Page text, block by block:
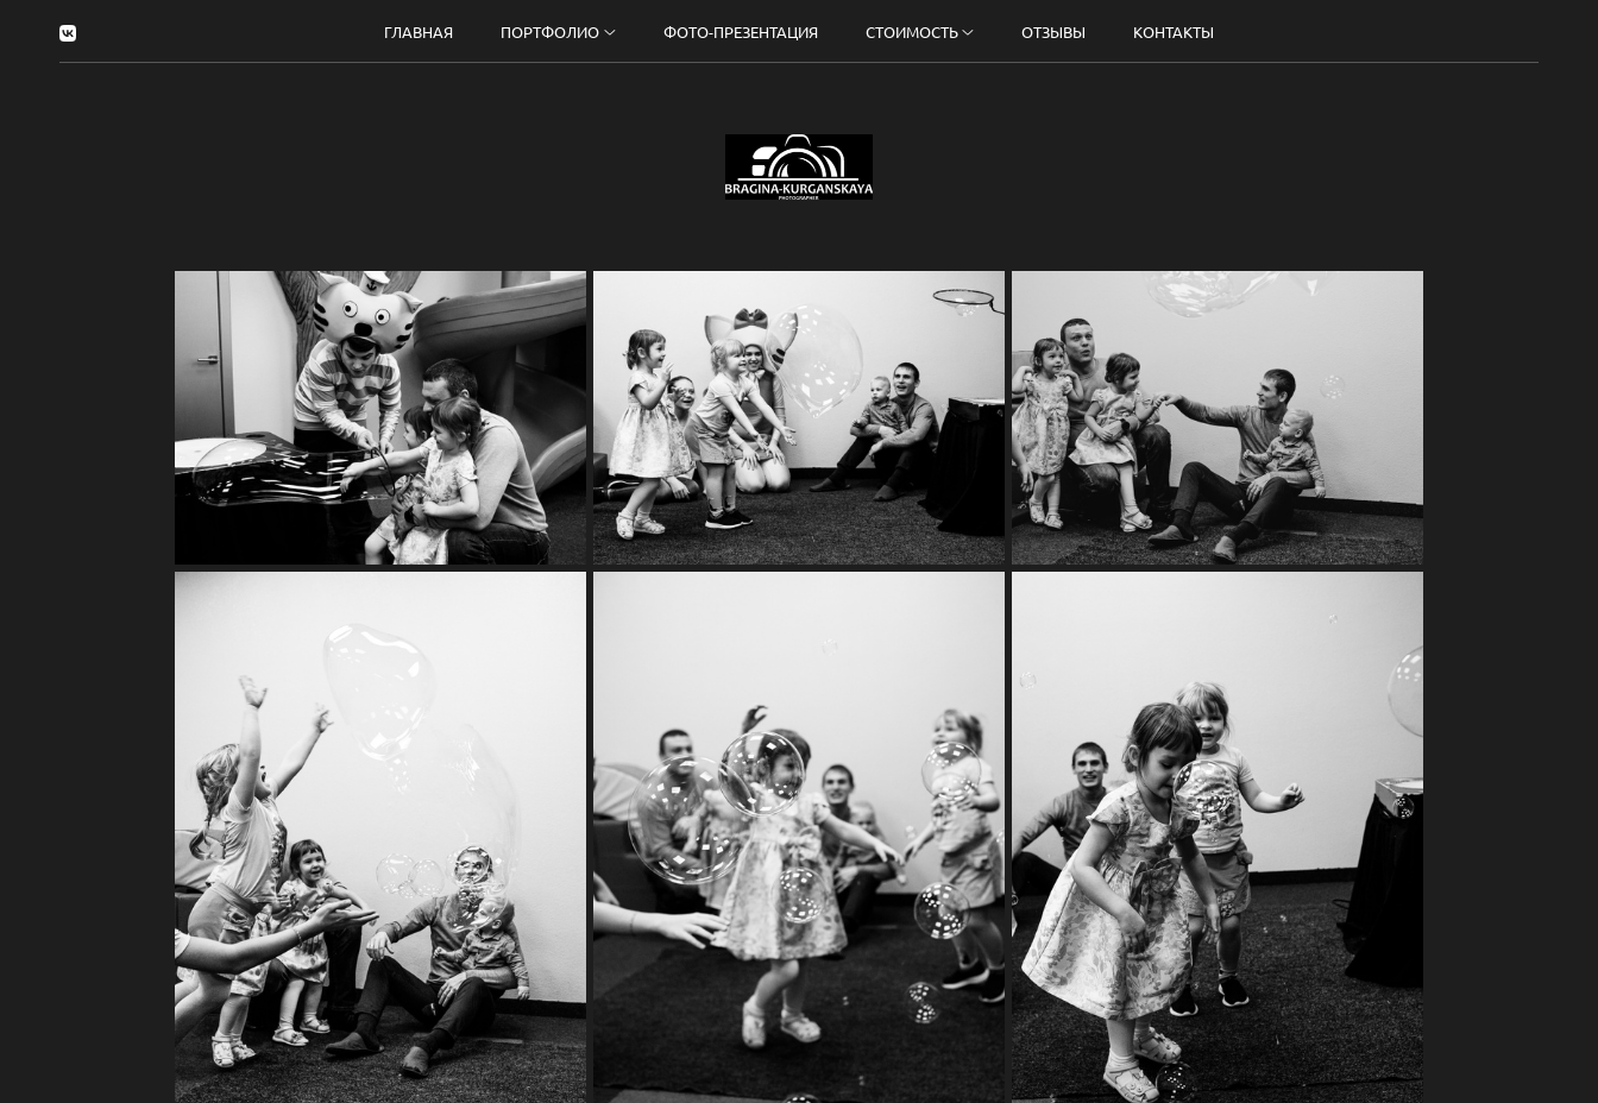
ГЛАВНАЯ ПОРТФОЛИО ФОТО-ПРЕЗЕНТАЦИЯ СТОИМОСТЬ ОТЗЫВЫ КОНТАКТЫ